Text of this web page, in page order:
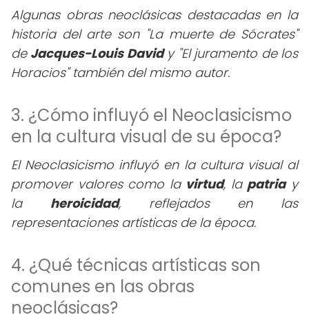
Algunas obras neoclásicas destacadas en la
historia del arte son "La muerte de Sócrates"
de Jacques-Louis Davidy "El juramento de los
Horacios" también del mismo autor.
3. ¿Cómo influyó el Neoclasicismo
en la cultura visual de su época?
El Neoclasicismo influyó en la cultura visual al
promover valores como la virtud, la patriay
la heroicidad, reflejados en las
representaciones artísticas de la época.
4. ¿Qué técnicas artísticas son
comunes en las obras
neoclásicas?